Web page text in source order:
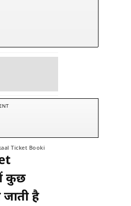
Ticket Booking: क्यों कुछ यात्रियों को मिल जाती है
कुछ
जाती है